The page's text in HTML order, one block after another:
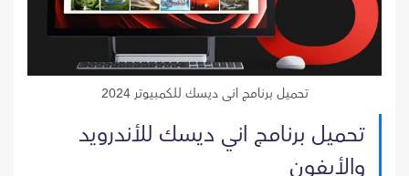
تحميل برنامج انى ديسك للكمبيوتر 2024
تحميل برنامج اني ديسك للأندرويد
والأيفون